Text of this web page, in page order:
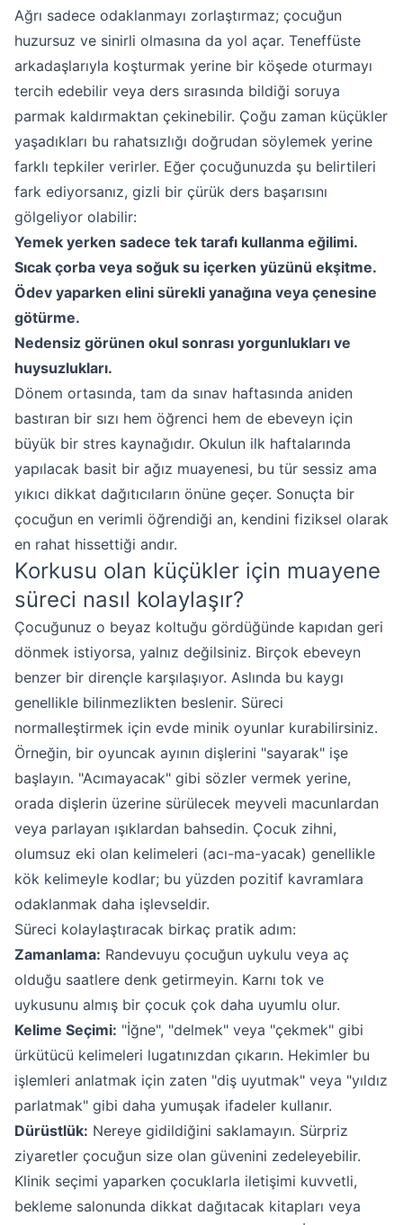
Ağrı sadece odaklanmayı zorlaştırmaz; çocuğun
huzursuz ve sinirli olmasına da yol açar. Teneffüste
arkadaşlarıyla koşturmak yerine bir köşede oturmayı
tercih edebilir veya ders sırasında bildiği soruya
parmak kaldırmaktan çekinebilir. Çoğu zaman küçükler
yaşadıkları bu rahatsızlığı doğrudan söylemek yerine
farklı tepkiler verirler. Eğer çocuğunuzda şu belirtileri
fark ediyorsanız, gizli bir çürük ders başarısını
gölgeliyor olabilir:
Yemek yerken sadece tek tarafı kullanma eğilimi.
Sıcak çorba veya soğuk su içerken yüzünü ekşitme.
Ödev yaparken elini sürekli yanağına veya çenesine
götürme.
Nedensiz görünen okul sonrası yorgunlukları ve
huysuzlukları.
Dönem ortasında, tam da sınav haftasında aniden
bastıran bir sızı hem öğrenci hem de ebeveyn için
büyük bir stres kaynağıdır. Okulun ilk haftalarında
yapılacak basit bir ağız muayenesi, bu tür sessiz ama
yıkıcı dikkat dağıtıcıların önüne geçer. Sonuçta bir
çocuğun en verimli öğrendiği an, kendini fiziksel olarak
en rahat hissettiği andır.
Korkusu olan küçükler için muayene
süreci nasıl kolaylaşır?
Çocuğunuz o beyaz koltuğu gördüğünde kapıdan geri
dönmek istiyorsa, yalnız değilsiniz. Birçok ebeveyn
benzer bir dirençle karşılaşıyor. Aslında bu kaygı
genellikle bilinmezlikten beslenir. Süreci
normalleştirmek için evde minik oyunlar kurabilirsiniz.
Örneğin, bir oyuncak ayının dişlerini "sayarak" işe
başlayın. "Acımayacak" gibi sözler vermek yerine,
orada dişlerin üzerine sürülecek meyveli macunlardan
veya parlayan ışıklardan bahsedin. Çocuk zihni,
olumsuz eki olan kelimeleri (acı-ma-yacak) genellikle
kök kelimeyle kodlar; bu yüzden pozitif kavramlara
odaklanmak daha işlevseldir.
Süreci kolaylaştıracak birkaç pratik adım:
Zamanlama: Randevuyu çocuğun uykulu veya aç
olduğu saatlere denk getirmeyin. Karnı tok ve
uykusunu almış bir çocuk çok daha uyumlu olur.
Kelime Seçimi: "İğne", "delmek" veya "çekmek" gibi
ürkütücü kelimeleri lugatınızdan çıkarın. Hekimler bu
işlemleri anlatmak için zaten "diş uyutmak" veya "yıldız
parlatmak" gibi daha yumuşak ifadeler kullanır.
Dürüstlük: Nereye gidildiğini saklamayın. Sürpriz
ziyaretler çocuğun size olan güvenini zedeleyebilir.
Klinik seçimi yaparken çocuklarla iletişimi kuvvetli,
bekleme salonunda dikkat dağıtacak kitapları veya